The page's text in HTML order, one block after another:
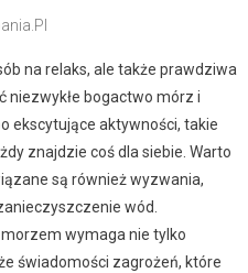
na relaks, ale także prawdziwa
niezwykłe bogactwo mórz i
ekscytujące aktywności, takie
znajdzie coś dla siebie. Warto
są również wyzwania,
wód.
wymaga nie tylko
świadomości zagrożeń, które